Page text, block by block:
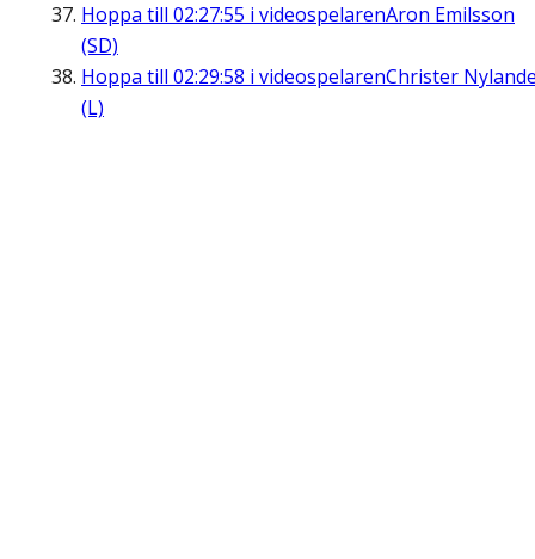
Hoppa till 02:27:55 i videospelarenAron Emilsson
(SD)
Hoppa till 02:29:58 i videospelarenChrister
(L)